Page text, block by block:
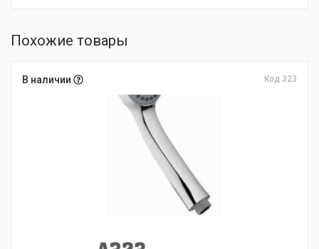
Похожие товары
В наличии Код 323